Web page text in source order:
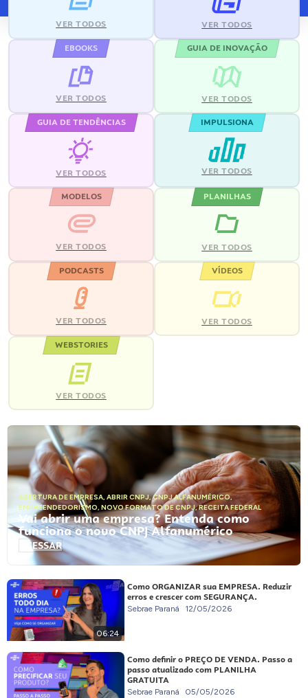
VER TODOS VER TODOS
EBOOKS
VER TODOS
GUIA DE INOVAÇÃO
VER TODOS
GUIA DE TENDÊNCIAS
VER TODOS
IMPULSIONA
VER TODOS
MODELOS
VER TODOS
PLANILHAS
VER TODOS
PODCASTS
VER TODOS
VÍDEOS
VER TODOS
WEBSTORIES
VER TODOS
ABERTURA DE EMPRESA, ABRIR CNPJ,CNPJ ALFANUMÉRICO,
EMPREENDEDORISMO, NOVO FORMATO DE CNPJ,RECEITA FEDERAL
Vai abrir uma empresa? Entenda como
funciona o novo CNPJ Alfanumérico
ACESSAR
06:24
Como ORGANIZAR sua EMPRESA. Reduzir
erros e crescer com SEGURANÇA.
Sebrae Paraná 12/05/2026
Como definir o PREÇO DE VENDA. Passo a
passo atualizado com PLANILHA
GRATUITA
Sebrae Paraná 05/05/2026